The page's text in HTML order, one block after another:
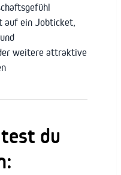
auf ein Jobticket,
weitere attraktive
du